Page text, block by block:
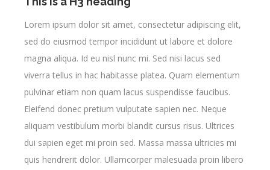
Lorem ipsum dolor sit amet, consectetur adipiscing elit,
sed do eiusmod tempor incididunt ut labore et dolore
magna aliqua. Id eu nisl nunc mi. Sed nisi lacus sed
viverra tellus in hac habitasse platea. Quam elementum
pulvinar etiam non quam lacus suspendisse faucibus.
Eleifend donec pretium vulputate sapien nec. Neque
aliquam vestibulum morbi blandit cursus risus. Ultrices
dui sapien eget mi proin sed. Massa massa ultricies mi
quis hendrerit dolor. Ullamcorper malesuada proin libero